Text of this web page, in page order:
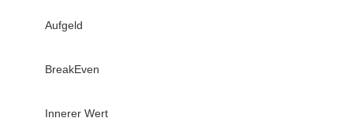
Aufgeld
BreakEven
Innerer Wert